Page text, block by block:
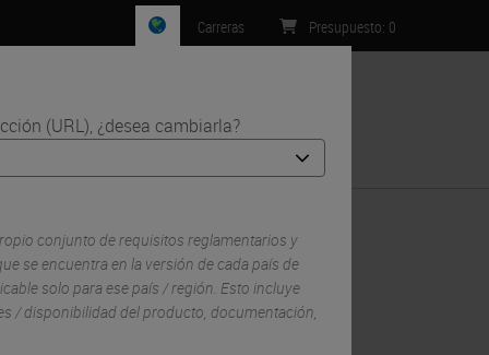
(URL), ¿desea cambiarla?
conjunto de requisitos reglamentarios y
se encuentra en la versión de cada país de
solo para ese país / región. Esto incluye
/ disponibilidad del producto, documentación,
Carreras Presupuesto: 0
RELATED PRODUCTS